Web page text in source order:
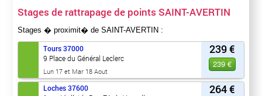
Stages de rattrapage de points SAINT-AVERTIN
Stages � proximit� de SAINT-AVERTIN :
239 €
239 €
Tours 37000
9 Place du Général Leclerc
Lun 17 et Mar 18 Aout
264 €
Loches 37600